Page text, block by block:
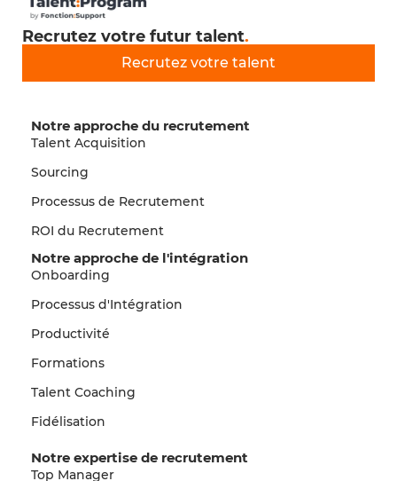
Recrutez votre futur talent.
Recrutez votre talent
Notre approche du recrutement
Talent Acquisition
Sourcing
Processus de Recrutement
ROI du Recrutement
Notre approche de l'intégration
Onboarding
Processus d'Intégration
Productivité
Formations
Talent Coaching
Fidélisation
Notre expertise de recrutement
Top Manager